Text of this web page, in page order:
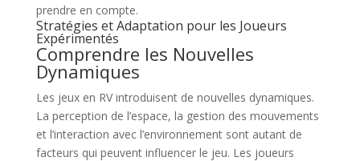
prendre en compte.
Stratégies et Adaptation pour les Joueurs
Expérimentés
Comprendre les Nouvelles
Dynamiques
Les jeux en RV introduisent de nouvelles dynamiques.
La perception de l’espace, la gestion des mouvements
et l’interaction avec l’environnement sont autant de
facteurs qui peuvent influencer le jeu. Les joueurs